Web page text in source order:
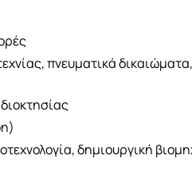
πνευματικά δικαιώματα,
δημιουργική